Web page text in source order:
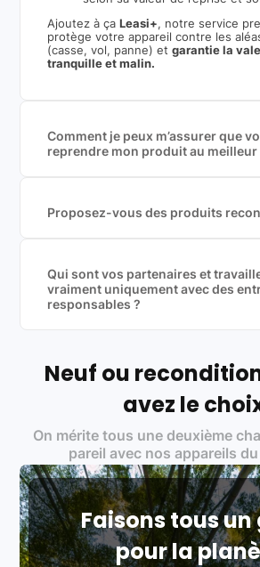
Ajoutez à ça Leasi+, notre service
protège votre appareil contre les
(casse, vol, panne) etgarantie la
tranquille et malin.
Comment je peux m’assurer que
reprendre mon produit au meilleur
garantir le meilleur prix de rachat. De
sommes rémunéré à la commission
Proposez-vous des produits
produits officiels de grandes marques
reconditionné de haute qualité
Qui sont vos partenaires et
vraiment uniquement avec des
responsables ?
Labels environnementaux & qualité
traitement des déchets
Produits testés et vérifiés
rigoureux (80 à 100 points de
fonction des produits)
Respect des normes RAEE,
référentiel QualiRepar (bonus
Neuf ou
avez le
On mérite tous une deuxième
pareil avec nos appareils
Faisons tous un
pour la